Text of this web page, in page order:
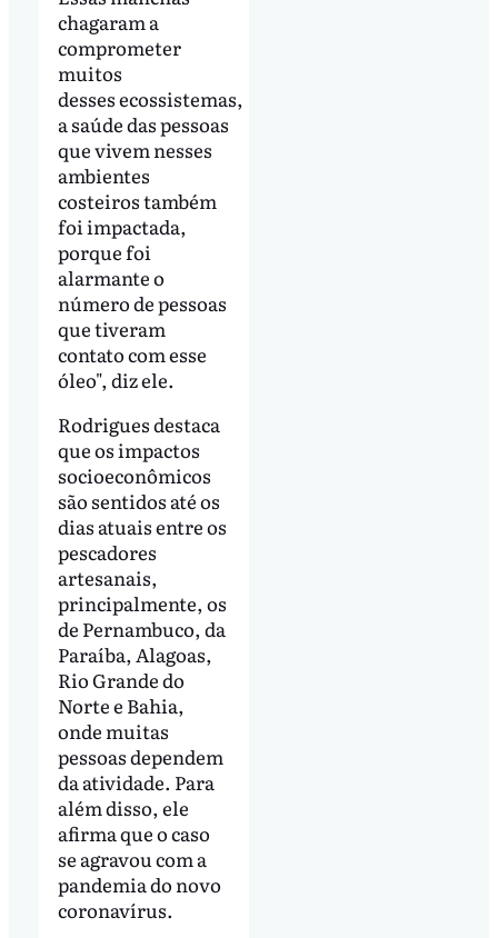
chagaram a
comprometer
muitos
desses ecossistemas,
a saúde das pessoas
que vivem nesses
ambientes
costeiros também
foi impactada,
porque foi
alarmante o
número de pessoas
que tiveram
contato com esse
óleo", diz ele.
Rodrigues destaca
que os impactos
socioeconômicos
são sentidos até os
dias atuais entre os
pescadores
artesanais,
principalmente, os
de Pernambuco, da
Paraíba, Alagoas,
Rio Grande do
Norte e Bahia,
onde muitas
pessoas dependem
da atividade. Para
além disso, ele
afirma que o caso
se agravou com a
pandemia do novo
coronavírus.